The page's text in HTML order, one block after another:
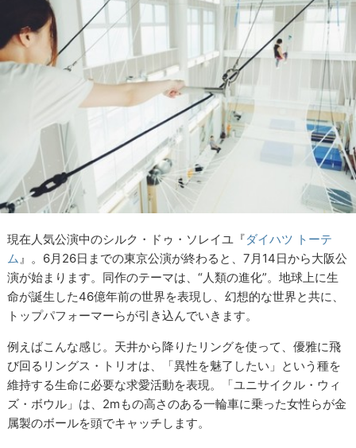
現在人気公演中のシルク・ドゥ・ソレイユ『ダイハツ トーテ
ム』。6月26日までの東京公演が終わると、7月14日から大阪公
演が始まります。同作のテーマは、“人類の進化”。地球上に生
命が誕生した46億年前の世界を表現し、幻想的な世界と共に、
トップパフォーマーらが引き込んでいきます。
例えばこんな感じ。天井から降りたリングを使って、優雅に飛
び回るリングス・トリオは、「異性を魅了したい」という種を
維持する生命に必要な求愛活動を表現。「ユニサイクル・ウィ
ズ・ボウル」は、2mもの高さのある一輪車に乗った女性らが金
属製のボールを頭でキャッチします。